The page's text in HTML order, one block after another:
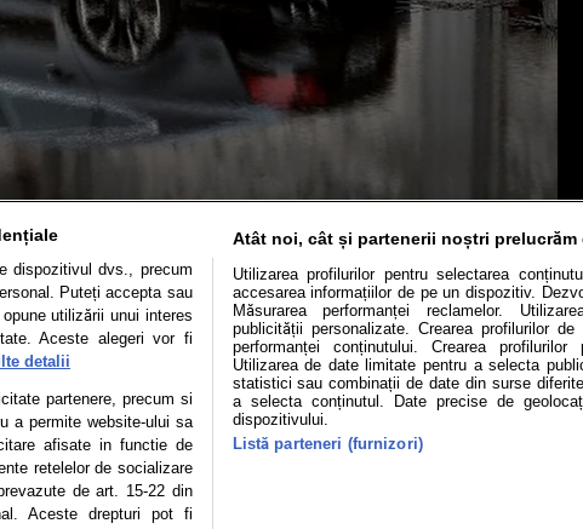
Utile Video Podcast cu
de confidentialitate Politica de cookies Echipa editorială
se poate face în limita a 250 de semne. Nicio instituţie sau persoană
dispozitivul dvs., precum
Puteți accepta sau
utilizării unui interes
Aceste alegeri vor fi
detalii
partenere, precum si
a permite website-ului sa
afisate in functie de
retelelor de socializare
de art. 15-22 din
Aceste drepturi pot fi
Atât noi, cât și partenerii noștri prelucrăm
Utilizarea profilurilor pentru selectarea
accesarea informațiilor de pe un dispozitiv.
Măsurarea performanței reclamelor.
publicității personalizate. Crearea profilurilor
performanței conținutului. Crearea profilurilor
Utilizarea de date limitate pentru a selecta
statistici sau combinații de date din surse
a selecta conținutul. Date precise de
dispozitivului.
Listă parteneri (furnizori)